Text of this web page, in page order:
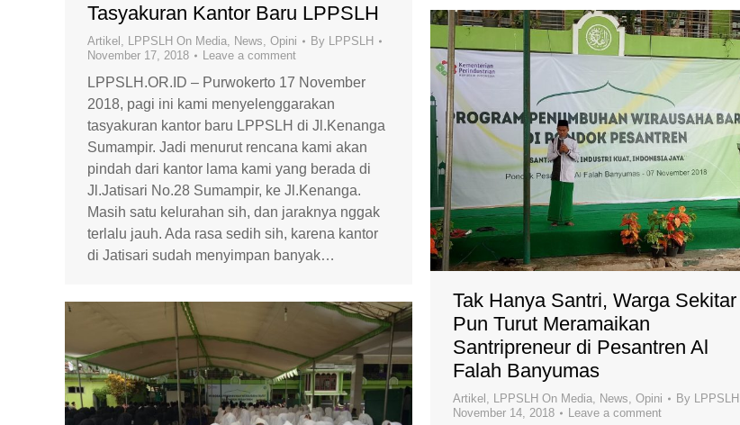
Tasyakuran Kantor Baru LPPSLH
Artikel LPPSLH On Media News Opini By LPPSLH
November 17, 2018
Leave a comment
LPPSLH.OR.ID – Purwokerto 17 November
2018, pagi ini kami menyelenggarakan
tasyakuran kantor baru LPPSLH di Jl.Kenanga
Sumampir. Jadi menurut rencana kami akan
pindah dari kantor lama kami yang berada di
Jl.Jatisari No.28 Sumampir, ke Jl.Kenanga.
Masih satu kelurahan sih, dan jaraknya nggak
terlalu jauh. Ada rasa sedih sih, karena kantor
di Jatisari sudah menyimpan banyak…
Tak Hanya Santri, Warga Sekitar
Pun Turut Meramaikan
Santripreneur di Pesantren Al
Falah Banyumas
Artikel LPPSLH On Media News Opini By LPPSLH
November 14, 2018
Leave a comment